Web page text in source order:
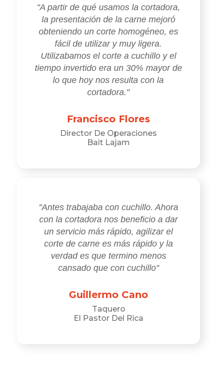
"A partir de qué usamos la cortadora,
la presentación de la carne mejoró
obteniendo un corte homogéneo, es
fácil de utilizar y muy ligera.
Utilizabamos el corte a cuchillo y el
tiempo invertido era un 30% mayor de
lo que hoy nos resulta con la
cortadora."
Francisco Flores
Director De Operaciones
Bait Lajam
"Antes trabajaba con cuchillo. Ahora
con la cortadora nos beneficio a dar
un servicio más rápido, agilizar el
corte de carne es más rápido y la
verdad es que termino menos
cansado que con cuchillo"
Guillermo Cano
Taquero
El Pastor Del Rica